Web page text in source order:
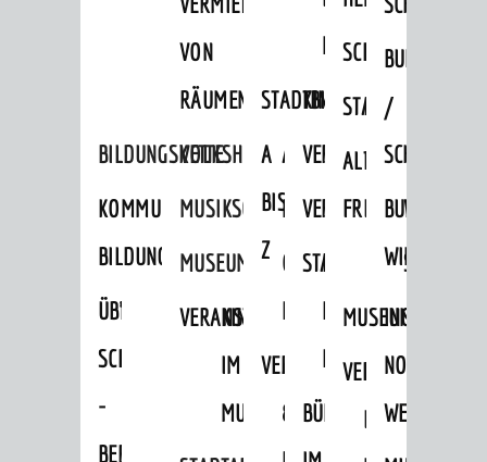
VON
RÄUMEN
BILDUNGSKETTE
KOMMUNALES
BILDUNGSMANAGEMENT
ÜBERGANG
SCHULE
-
BERUF
"FRÜHE
BILDUNG"
VOLKSHOCHSCHULE
MUSIKSCHULE
MUSEUM
VERANSTALTUNGEN
KINDER
IM
MUSEUM
MUSEUM
STADTBIBLIOTHEK
A
BIS
Z
AUSLEIHE
MEDIENANGEBOTE
ONLINE-
KATALOG
VERANSTALTUNGEN
AUSBILDUNG
&
KINO
VERANSTALTER
STADTHALLE
ROLF-
ENGELBRECHT-
HAUS
BÜRGERSAAL
SCHLOSSPARK
STADTGARTEN
ALTER
FRIEDHOF
ROSENANLAGE
BURGEN
/
SCHLOSS
BURGRUINE
WINDECK
SCHLOSS
MUSEUM
KINDER
IM
INGRID-
NOLL-
WEG